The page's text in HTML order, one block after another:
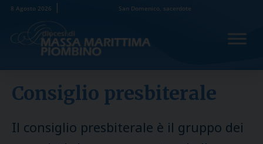
Skip
content
8 Agosto 2026 San Domenico, sacerdote
Consiglio presbiterale
Il consiglio presbiterale è il gruppo dei